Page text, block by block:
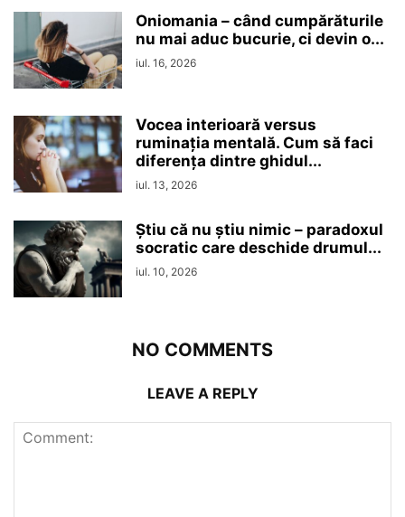
Oniomania – când cumpărăturile
nu mai aduc bucurie, ci devin o...
iul. 16, 2026
Vocea interioară versus
ruminaţia mentală. Cum să faci
diferența dintre ghidul...
iul. 13, 2026
Ştiu că nu ştiu nimic – paradoxul
socratic care deschide drumul...
iul. 10, 2026
NO COMMENTS
LEAVE A REPLY